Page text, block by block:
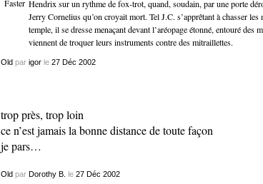
Hendrix sur un rythme de fox-trot, quand, soudain, par une porte
Jerry Cornelius qu’on croyait mort. Tel J.C. s’apprêtant à chasser les
temple, il se dresse menaçant devant l’aréopage étonné, entouré des
viennent de troquer leurs instruments contre des mitraillettes.
Oldpar igorle 27 Déc 2002
trop près, trop loin
ce n’est jamais la bonne distance de toute façon
je pars…
Old par Dorothy B. le 27 Déc 2002